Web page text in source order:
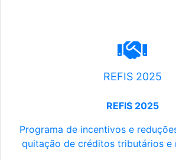
REFIS 2025
REFIS 2025
Programa de incentivos e
quitação de créditos tributários e